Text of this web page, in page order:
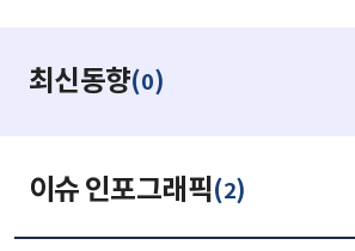
최신동향(0)
이슈 인포그래픽(2)